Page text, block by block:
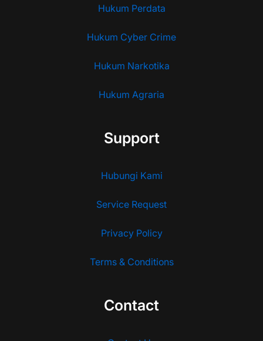
Hukum Perdata
Hukum Cyber Crime
Hukum Narkotika
Hukum Agraria
Support
Hubungi Kami
Service Request
Privacy Policy
Terms & Conditions
Contact